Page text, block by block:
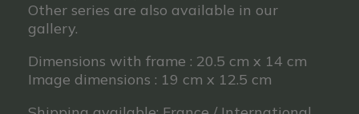
Other series are also available in our
gallery.
Dimensions with frame : 20.5 cm x 14 cm
Image dimensions : 19 cm x 12.5 cm